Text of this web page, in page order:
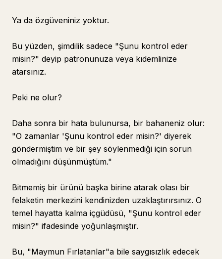
Ya da özgüveniniz yoktur.
Bu yüzden, şimdilik sadece "Şunu kontrol eder
misin?" deyip patronunuza veya kıdemlinize
atarsınız.
Peki ne olur?
Daha sonra bir hata bulunursa, bir bahaneniz olur:
"O zamanlar 'Şunu kontrol eder misin?' diyerek
göndermiştim ve bir şey söylenmediği için sorun
olmadığını düşünmüştüm."
Bitmemiş bir ürünü başka birine atarak olası bir
felaketin merkezini kendinizden uzaklaştırırsınız. O
temel hayatta kalma içgüdüsü, "Şunu kontrol eder
misin?" ifadesinde yoğunlaşmıştır.
Bu, "Maymun Fırlatanlar"a bile saygısızlık edecek